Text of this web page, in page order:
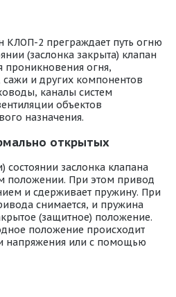
КЛОП-2 преграждает путь огню
(заслонка закрыта) клапан
проникновения огня,
сажи и других компонентов
каналы систем
объектов
назначения.
открытых
заслонка клапана
положении. При этом привод
и сдерживает пружину. При
снимается, и пружина
(защитное) положение.
положение происходит
напряжения или с помощью